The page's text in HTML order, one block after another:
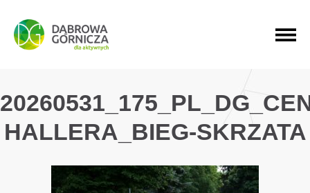
PRZEJDŹ DO MENU GŁÓWNEGO
PRZEJDŹ DO WYSZUKIWARKI
PRZEJDŹ DO TREŚCI
HALLERA_BIEG-SKRZATA